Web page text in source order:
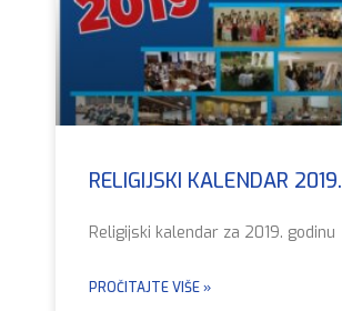
RELIGIJSKI KALENDAR 2019.
Religijski kalendar za 2019. godinu
PROČITAJTE VIŠE »